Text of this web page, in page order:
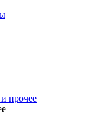
прочее